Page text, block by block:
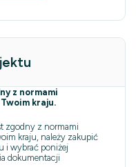
z normami
kraju.
zgodny z normami
kraju, należy zakupić
i wybrać poniżej
dokumentacji